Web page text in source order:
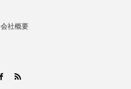
会社概要
Facebook